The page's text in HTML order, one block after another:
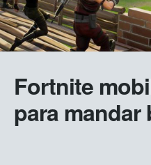
Fortnite
para mandar